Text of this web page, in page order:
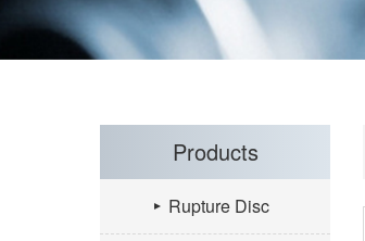
Products
Rupture Disc